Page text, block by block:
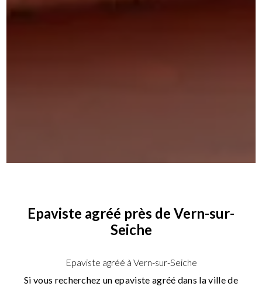
Epaviste agréé près de Vern-sur-
Seiche
Epaviste agréé à Vern-sur-Seiche
Si vous recherchez un epaviste agréé dans la ville de